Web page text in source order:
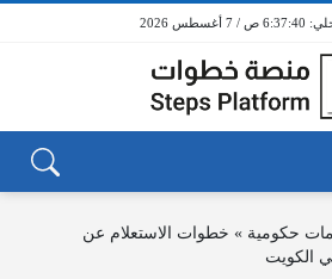
6:37:41 ص / 7 أغسطس 2026
حكومية » خطوات الاستعلام عن
الكويت